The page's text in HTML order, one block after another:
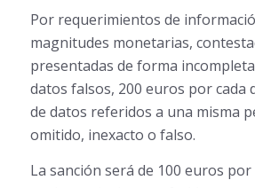
Por requerimientos de
magnitudes monetarias,
presentadas de forma
datos falsos, 200 euros por cada
de datos referidos a una misma
omitido, inexacto o falso.
La sanción será de 100 euros por